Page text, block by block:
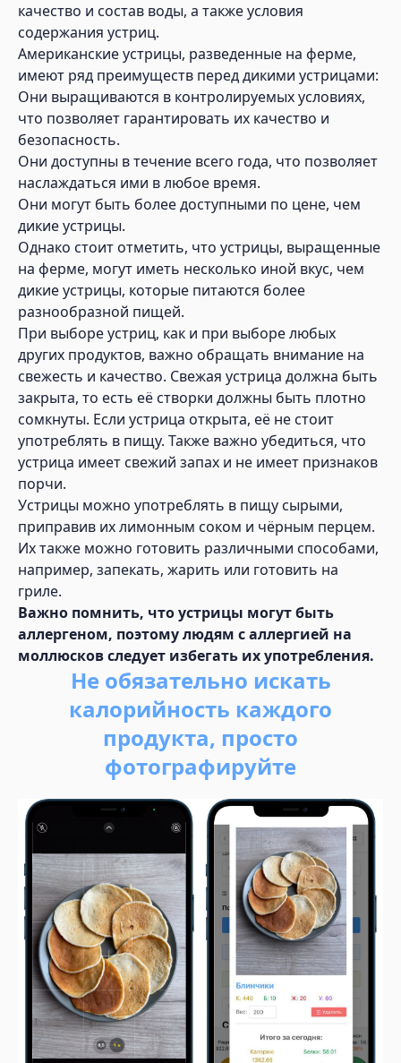
качество и состав воды, а также условия
содержания устриц.
Американские устрицы, разведенные на ферме,
имеют ряд преимуществ перед дикими устрицами:
Они выращиваются в контролируемых условиях,
что позволяет гарантировать их качество и
безопасность.
Они доступны в течение всего года, что позволяет
наслаждаться ими в любое время.
Они могут быть более доступными по цене, чем
дикие устрицы.
Однако стоит отметить, что устрицы, выращенные
на ферме, могут иметь несколько иной вкус, чем
дикие устрицы, которые питаются более
разнообразной пищей.
При выборе устриц, как и при выборе любых
других продуктов, важно обращать внимание на
свежесть и качество. Свежая устрица должна быть
закрыта, то есть её створки должны быть плотно
сомкнуты. Если устрица открыта, её не стоит
употреблять в пищу. Также важно убедиться, что
устрица имеет свежий запах и не имеет признаков
порчи.
Устрицы можно употреблять в пищу сырыми,
приправив их лимонным соком и чёрным перцем.
Их также можно готовить различными способами,
например, запекать, жарить или готовить на
гриле.
Важно помнить, что устрицы могут быть
аллергеном, поэтому людям с аллергией на
моллюсков следует избегать их употребления.
Не обязательно искать
калорийность каждого
продукта, просто
фотографируйте